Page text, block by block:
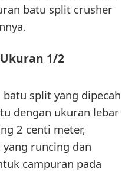
batu split crusher
1/2
split yang dipecah
dengan ukuran lebar
2 centi meter,
runcing dan
campuran pada